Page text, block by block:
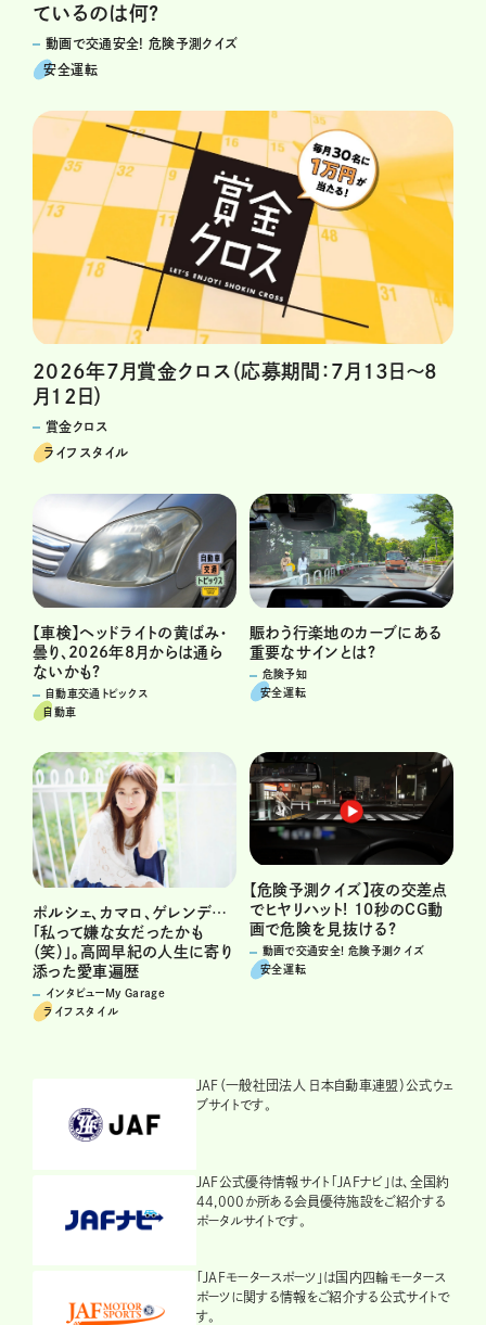
ているのは何?
動画で交通安全! 危険予測クイズ
安全運転
2026年7月賞金クロス（応募期間：7月13日～8
月12日）
賞金クロス
ライフスタイル
【車検】ヘッドライトの黄ばみ・
曇り、2026年8月からは通ら
ないかも?
自動車交通トピックス
自動車
賑わう行楽地のカーブにある
重要なサインとは?
危険予知
安全運転
ポルシェ、カマロ、ゲレンデ…
「私って嫌な女だったかも
（笑）」。高岡早紀の人生に寄り
添った愛車遍歴
インタビューMy Garage
ライフスタイル
【危険予測クイズ】夜の交差点
でヒヤリハット! 10秒のCG動
画で危険を見抜ける?
動画で交通安全! 危険予測クイズ
安全運転
JAF（一般社団法人 日本自動車連盟）公式ウェ
ブサイトです。
JAF公式優待情報サイト「JAFナビ」は、全国約
44,000か所ある会員優待施設をご紹介する
ポータルサイトです。
「JAFモータースポーツ」は国内四輪モータース
ポーツに関する情報をご紹介する公式サイトで
す。